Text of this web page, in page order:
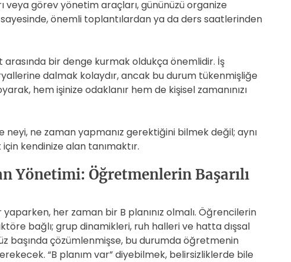
görev yönetim araçları, gününüzü organize
sayesinde, önemli toplantılardan ya da ders saatlerinden
arasında bir denge kurmak oldukça önemlidir. İş
dalmak kolaydır, ancak bu durum tükenmişliğe
hem işinize odaklanır hem de kişisel zamanınızı
neyi, ne zaman yapmanız gerektiğini bilmek değil; aynı
kendinize alan tanımaktır.
Yönetimi: Öğretmenlerin Başarılı
her zaman bir B planınız olmalı. Öğrencilerin
bağlı; grup dinamikleri, ruh halleri ve hatta dışsal
başında çözümlenmişse, bu durumda öğretmenin
“B planım var” diyebilmek, belirsizliklerde bile